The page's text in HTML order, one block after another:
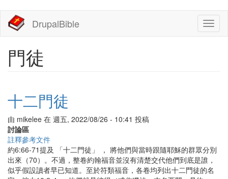
主
DrupalBible
門徒
十二門徒
由 mikelee 在 週五, 2022/08/26 - 10:41 投稿
討論區
註釋參考文件
約6:66-71提及 「十二門徒」 ， 將他們與當時跟隨耶穌的群眾分別
出來（70）。不過，整卷約翰福音並沒有清楚交代他們到底是誰，
似乎假設讀者早已知道。至於符類福音，各卷均列出十二門徒的名